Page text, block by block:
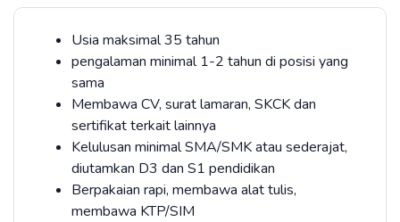
Usia maksimal 35 tahun
pengalaman minimal 1-2 tahun di posisi yang
sama
Membawa CV, surat lamaran, SKCK dan
sertifikat terkait lainnya
Kelulusan minimal SMA/SMK atau sederajat,
diutamkan D3 dan S1 pendidikan
Berpakaian rapi, membawa alat tulis,
membawa KTP/SIM